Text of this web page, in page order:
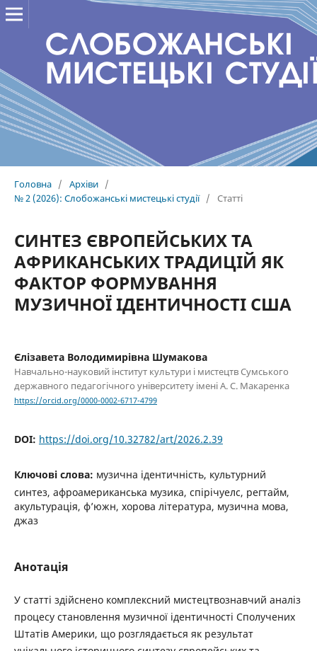
Головна / Архіви /
№ 2 (2026): Слобожанські мистецькі студії / Статті
СИНТЕЗ ЄВРОПЕЙСЬКИХ ТА
АФРИКАНСЬКИХ ТРАДИЦІЙ ЯК
ФАКТОР ФОРМУВАННЯ
МУЗИЧНОЇ ІДЕНТИЧНОСТІ США
Єлізавета Володимирівна Шумакова
Навчально-науковий інститут культури і мистецтв Сумського
державного педагогічного університету імені А. С. Макаренка
https://orcid.org/0000-0002-6717-4799
DOI: https://doi.org/10.32782/art/2026.2.39
Ключові слова: музична ідентичність, культурний
синтез, афроамериканська музика, спірічуелс, регтайм,
акультурація, ф’южн, хорова література, музична мова,
джаз
Анотація
У статті здійснено комплексний мистецтвознавчий аналіз
процесу становлення музичної ідентичності Сполучених
Штатів Америки, що розглядається як результат